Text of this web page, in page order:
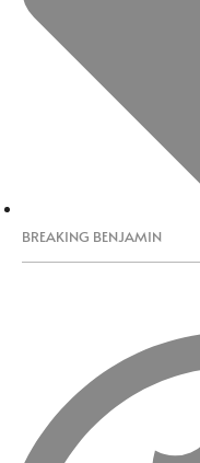
BREAKING BENJAMIN